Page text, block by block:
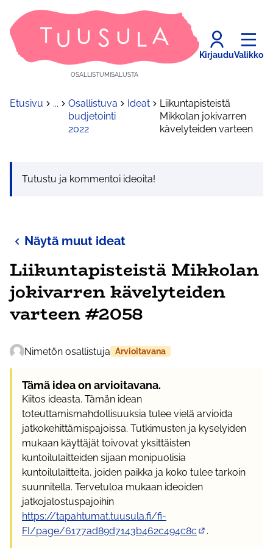
OSALLISTUMISALUSTA
KirjauduValikko
Etusivu ...
Osallistuva
budjetointi
2022
Ideat
Liikuntapisteistä
Mikkolan jokivarren
kävelyteiden varteen
Tutustu ja kommentoi ideoita!
Näytä muut ideat
Liikuntapisteistä Mikkolan
jokivarren kävelyteiden
varteen #2058
Nimetön osallistuja Arvioitavana
Tämä idea on arvioitavana.
Kiitos ideasta. Tämän idean
toteuttamismahdollisuuksia tulee vielä arvioida
jatkokehittämispajoissa. Tutkimusten ja kyselyiden
mukaan käyttäjät toivovat yksittäisten
kuntoilulaitteiden sijaan monipuolisia
kuntoilulaitteita, joiden paikka ja koko tulee tarkoin
suunnitella. Tervetuloa mukaan ideoiden
jatkojalostuspajoihin
https://tapahtumat.tuusula.fi/fi-
FI/page/6177ad89d7143b462c494c8c
.